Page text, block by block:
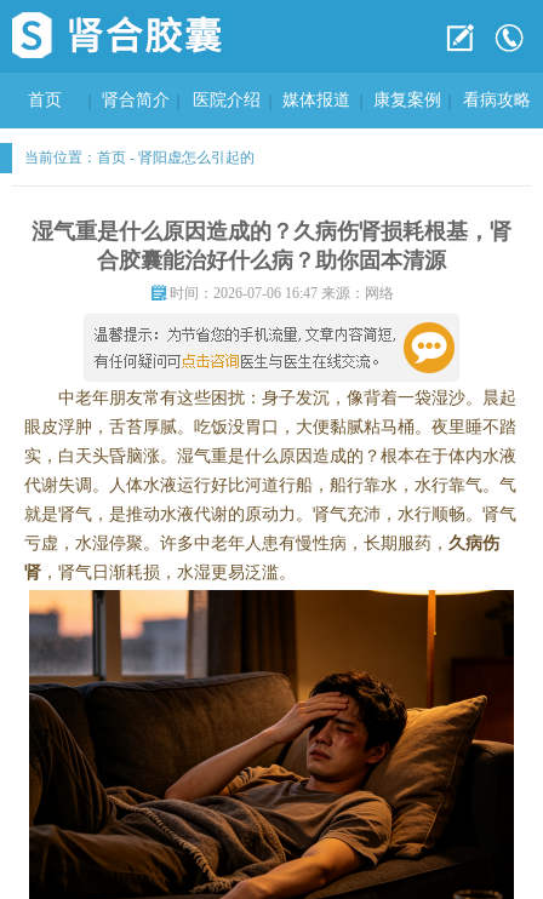
首页 肾合简介 医院介绍 媒体报道 康复案例 看病攻略
当前位置： 首页 - 肾阳虚怎么引起的
湿气重是什么原因造成的？久病伤肾损耗根基，肾
合胶囊能治好什么病？助你固本清源
时间：2026-07-06 16:47 来源：网络
中老年朋友常有这些困扰：身子发沉，像背着一袋湿沙。晨起
眼皮浮肿，舌苔厚腻。吃饭没胃口，大便黏腻粘马桶。夜里睡不踏
实，白天头昏脑涨。湿气重是什么原因造成的？根本在于体内水液
代谢失调。人体水液运行好比河道行船，船行靠水，水行靠气。气
就是肾气，是推动水液代谢的原动力。肾气充沛，水行顺畅。肾气
亏虚，水湿停聚。许多中老年人患有慢性病，长期服药， 久病伤
肾 ，肾气日渐耗损，水湿更易泛滥。